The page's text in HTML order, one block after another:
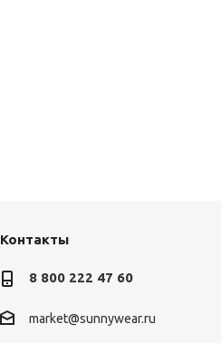
Контакты
8 800 222 47 60
market@sunnywear.ru